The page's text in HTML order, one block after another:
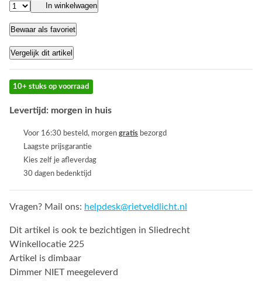
In winkelwagen
Bewaar als favoriet
Vergelijk dit artikel
10+ stuks op voorraad
Levertijd: morgen in huis
Voor 16:30 besteld, morgen gratis bezorgd
Laagste prijsgarantie
Kies zelf je afleverdag
30 dagen bedenktijd
Vragen? Mail ons: helpdesk@rietveldlicht.nl
Dit artikel is ook te bezichtigen in Sliedrecht
Winkellocatie 225
Artikel is dimbaar
Dimmer NIET meegeleverd